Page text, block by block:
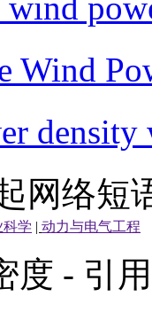
Wind
网络短
科学 | 动力与电气工程
度 - 引